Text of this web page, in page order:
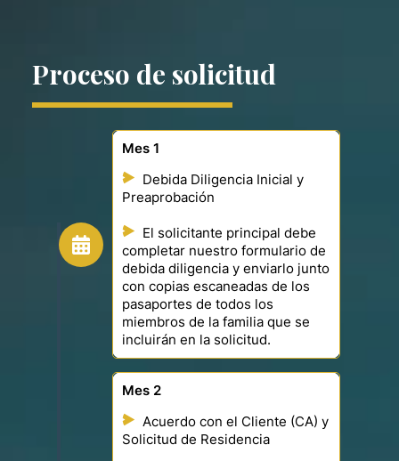
Proceso de solicitud
Mes 1
Debida Diligencia Inicial y
Preaprobación
El solicitante principal debe
completar nuestro formulario de
debida diligencia y enviarlo junto
con copias escaneadas de los
pasaportes de todos los
miembros de la familia que se
incluirán en la solicitud.
Mes 2
Acuerdo con el Cliente (CA) y
Solicitud de Residencia